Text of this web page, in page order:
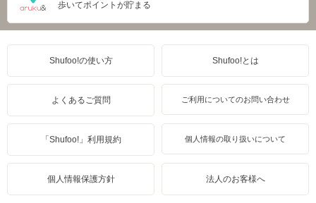
歩いてポイントが貯まる
Shufoo!の使い方 Shufoo!とは
よくあるご質問 ご利用についてのお問い合わせ
「Shufoo!」利用規約 個人情報の取り扱いについて
個人情報保護方針 法人のお客様へ